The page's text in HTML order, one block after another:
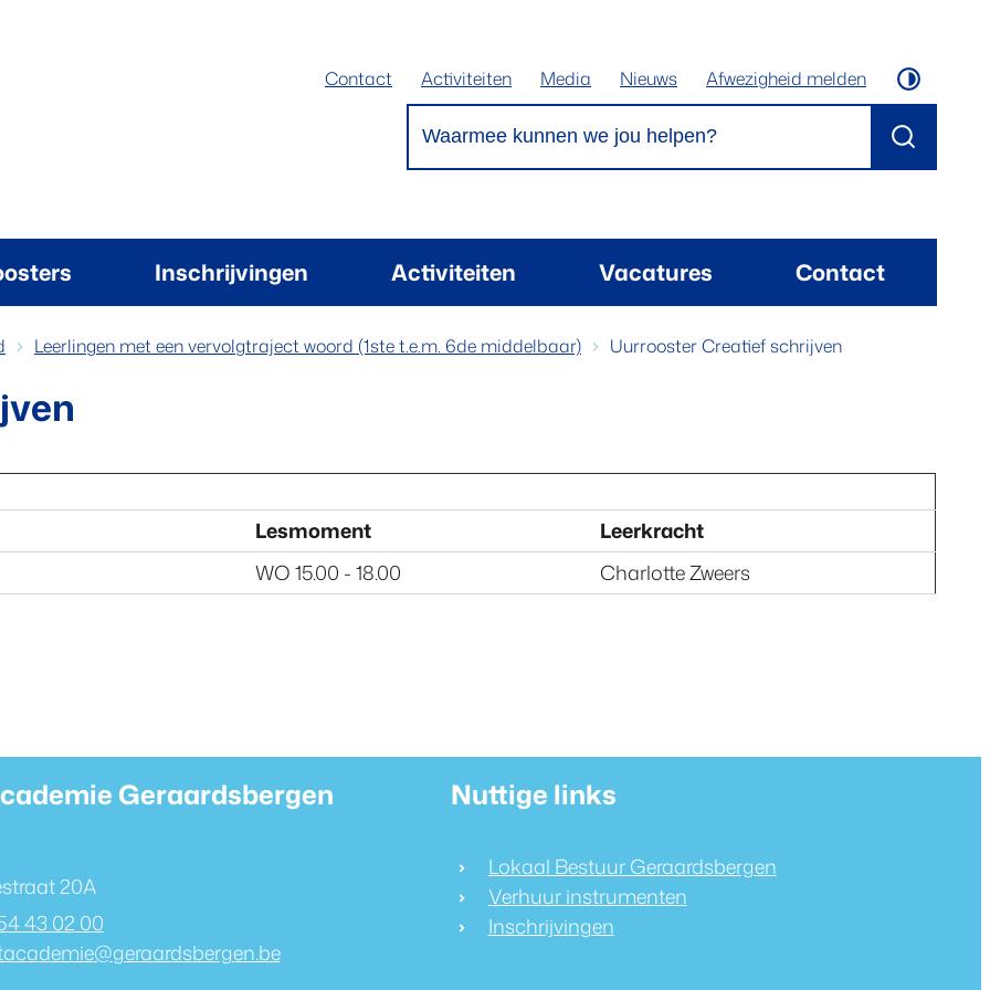
Contact Activiteiten Media Nieuws Afwezigheid melden Hoog
Zoeken
Inschrijvingen Activiteiten Vacatures Contact
Leerlingen met een vervolgtraject woord (1ste t.e.m. 6de middelbaar) Uurrooster Creatief schrijven
Lesmoment
Leerkracht
WO 15.00 - 18.00 Charlotte Zweers
& openingsurenGeraardsbergen
20A
43 02 00
@geraardsbergen.be
Nuttige links
Lokaal Bestuur Geraardsbergen
Verhuur instrumenten
Inschrijvingen